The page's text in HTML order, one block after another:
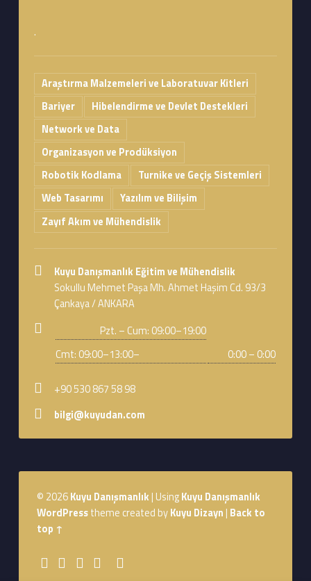
.
Araştırma Malzemeleri ve Laboratuvar Kitleri
Bariyer
Hibelendirme ve Devlet Destekleri
Network ve Data
Organizasyon ve Prodüksiyon
Robotik Kodlama
Turnike ve Geçiş Sistemleri
Web Tasarımı
Yazılım ve Bilişim
Zayıf Akım ve Mühendislik
Address:
Kuyu Danışmanlık Eğitim ve Mühendislik
Sokullu Mehmet Paşa Mh. Ahmet Haşim Cd. 93/3
Çankaya / ANKARA
Pzt. – Cum: 09:00–19:00
Cmt: 09:00–13:00–
0:00 – 0:00
Phone number:
+90 530 867 58 98
Email address:
bilgi@kuyudan.com
© 2026Kuyu Danışmanlık| UsingKuyu Danışmanlık
WordPresstheme created byKuyu Dizayn | Back to
top ↑
Social Menu
WebMan on FacebookWebMan Design